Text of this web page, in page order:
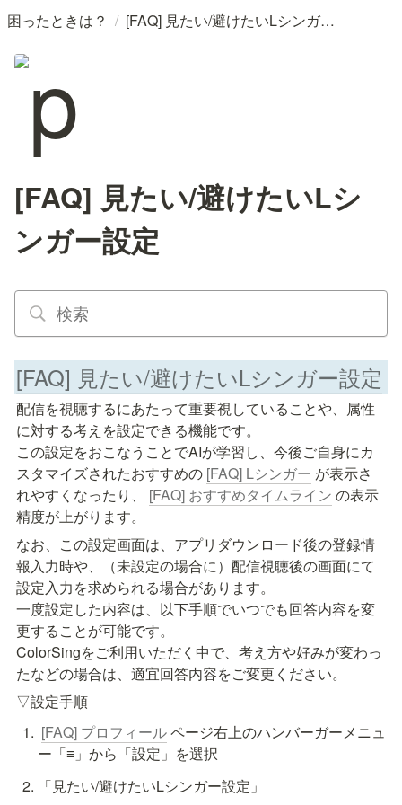
困ったときは？ / [FAQ] 見たい/避けたいLシンガー設定
[FAQ] 見たい/避けたいLシ
ンガー設定
[FAQ] 見たい/避けたいLシンガー設定
配信を視聴するにあたって重要視していることや、属性
に対する考えを設定できる機能です。
この設定をおこなうことでAIが学習し、今後ご自身にカ
スタマイズされたおすすめの [FAQ] Lシンガー が表示さ
れやすくなったり、 [FAQ] おすすめタイムライン の表示
なお、この設定画面は、アプリダウンロード後の登録情
報入力時や、（未設定の場合に）配信視聴後の画面にて
設定入力を求められる場合があります。
一度設定した内容は、以下手順でいつでも回答内容を変
更することが可能です。
ColorSingをご利用いただく中で、考え方や好みが変わっ
▽設定手順
[FAQ] プロフィール ページ右上のハンバーガーメニュ
ー「≡」から「設定」を選択
「見たい/避けたいLシンガー設定」